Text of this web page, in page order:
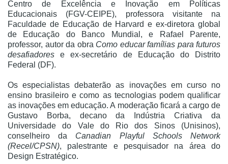
Centro de Excelência e Inovação em Políticas
Educacionais (FGV-CEIPE), professora visitante na
Faculdade de Educação de Harvard e ex-diretora global
de Educação do Banco Mundial, e Rafael Parente,
professor, autor da obra Como educar famílias para futuros
desafiadores e ex-secretário de Educação do Distrito
Federal (DF).
Os especialistas debaterão as inovações em curso no
ensino brasileiro e como as tecnologias podem qualificar
as inovações em educação. A moderação ficará a cargo de
Gustavo Borba, decano da Indústria Criativa da
Universidade do Vale do Rio dos Sinos (Unisinos),
conselheiro da Canadian Playful Schools Network
(Recel/CPSN), palestrante e pesquisador na área do
Design Estratégico.